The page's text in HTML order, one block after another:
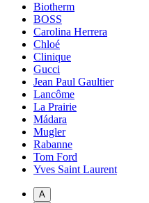
Biotherm
BOSS
Carolina Herrera
Chloé
Clinique
Gucci
Jean Paul Gaultier
Lancôme
La Prairie
Mádara
Mugler
Rabanne
Tom Ford
Yves Saint Laurent
A